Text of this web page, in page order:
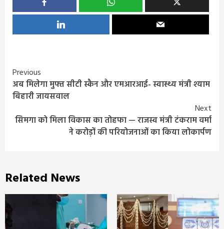
Continue
Reading
Previous
अब मिलेगा मुफ्त सीटी स्कैन और एमआरआई- स्वास्थ्य मंत्री श्याम
बिहारी जायसवाल
Next
सिमगा को मिला विकास का तोहफा — राजस्व मंत्री टंकराम वर्मा
ने करोड़ों की परियोजनाओं का किया लोकार्पण
Related News